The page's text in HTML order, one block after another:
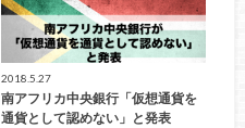
2018.5.27
南アフリカ中央銀行「仮想通貨を
通貨として認めない」と発表